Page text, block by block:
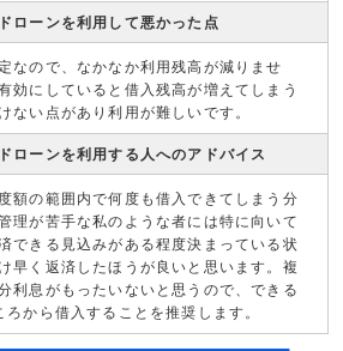
ローンを利用して悪かった点
なので、なかなか利用残高が減りませ
効にしていると借入残高が増えてしまう
ない点があり利用が難しいです。
ローンを利用する人へのアドバイス
額の範囲内で何度も借入できてしまう分
理が苦手な私のような者には特に向いて
できる見込みがある程度決まっている状
早く返済したほうが良いと思います。複
利息がもったいないと思うので、できる
から借入することを推奨します。